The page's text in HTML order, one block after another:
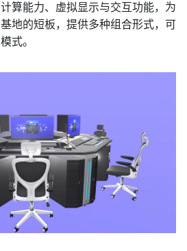
算能力、虚拟显示与交互功能，为
地的短板，提供多种组合形式，可
式。